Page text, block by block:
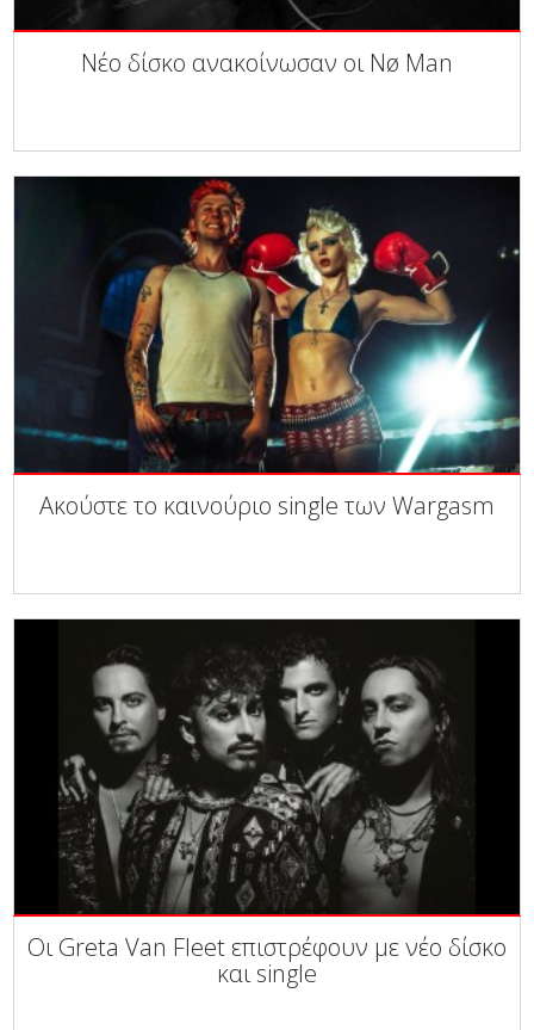
Νέο δίσκο ανακοίνωσαν οι Nø Man
Ακούστε το καινούριο single των Wargasm
Οι Greta Van Fleet επιστρέφουν με νέο δίσκο
και single